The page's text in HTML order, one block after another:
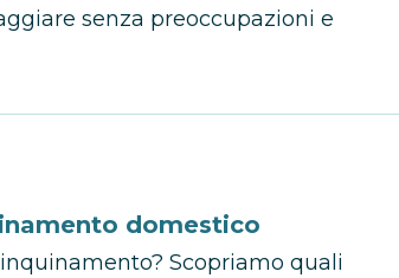
senza preoccupazioni e
domestico
Scopriamo quali